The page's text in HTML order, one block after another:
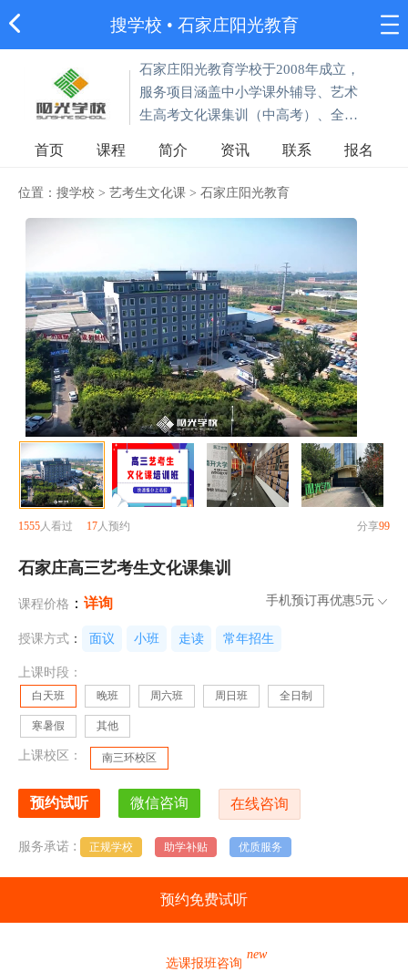
搜学校 • 石家庄阳光教育
石家庄阳光教育学校于2008年成立，
服务项目涵盖中小学课外辅导、艺术
生高考文化课集训（中高考）、全日
教育、青少年心理健康干预和高考复
读学校。
首页 课程 简介 资讯 联系 报名
位置： 搜学校 > 艺考生文化课 > 石家庄阳光教育
1555人看过 17人预约 分享99
石家庄高三艺考生文化课集训
课程价格 ： 详询 手机预订再优惠5元
授课方式 ： 面议 小班 走读 常年招生
上课时段：
白天班 晚班 周六班 周日班 全日制
寒暑假 其他
上课校区： 南三环校区
服务承诺 : 正规学校 助学补贴 优质服务
预约免费试听
选课报班咨询
new